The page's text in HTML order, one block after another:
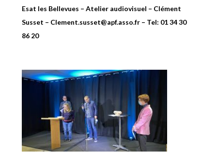
Esat les Bellevues – Atelier audiovisuel – Clément
Susset – Clement.susset@apf.asso.fr – Tel: 01 34 30
86 20